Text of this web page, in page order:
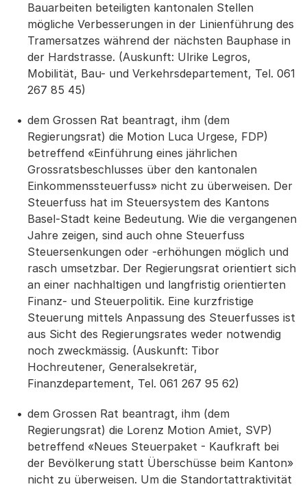
Bauarbeiten beteiligten kantonalen Stellen
mögliche Verbesserungen in der Linienführung des
Tramersatzes während der nächsten Bauphase in
der Hardstrasse. (Auskunft: Ulrike Legros,
Mobilität, Bau- und Verkehrsdepartement, Tel. 061
267 85 45)
dem Grossen Rat beantragt, ihm (dem
Regierungsrat) die Motion Luca Urgese, FDP)
betreffend «Einführung eines jährlichen
Grossratsbeschlusses über den kantonalen
Einkommenssteuerfuss» nicht zu überweisen. Der
Steuerfuss hat im Steuersystem des Kantons
Basel-Stadt keine Bedeutung. Wie die vergangenen
Jahre zeigen, sind auch ohne Steuerfuss
Steuersenkungen oder -erhöhungen möglich und
rasch umsetzbar. Der Regierungsrat orientiert sich
an einer nachhaltigen und langfristig orientierten
Finanz- und Steuerpolitik. Eine kurzfristige
Steuerung mittels Anpassung des Steuerfusses ist
aus Sicht des Regierungsrates weder notwendig
noch zweckmässig. (Auskunft: Tibor
Hochreutener, Generalsekretär,
Finanzdepartement, Tel. 061 267 95 62)
dem Grossen Rat beantragt, ihm (dem
Regierungsrat) die Lorenz Motion Amiet, SVP)
betreffend «Neues Steuerpaket - Kaufkraft bei
der Bevölkerung statt Überschüsse beim Kanton»
nicht zu überweisen. Um die Standortattraktivität